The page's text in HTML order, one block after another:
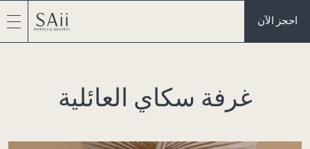
احجز الآن
غرفة سكاي العائلية